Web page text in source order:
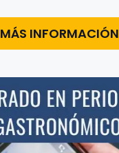
MÁS INFORMACIÓN